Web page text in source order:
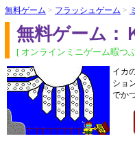
無料ゲーム > フラッシュゲーム >
無料ゲーム：
[ オンラインミニゲーム暇つ
イカ
ショ
でか